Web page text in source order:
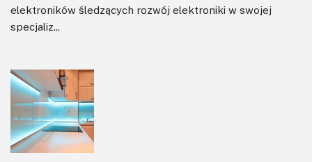
elektroników śledzących rozwój elektroniki w swojej
specjaliz...